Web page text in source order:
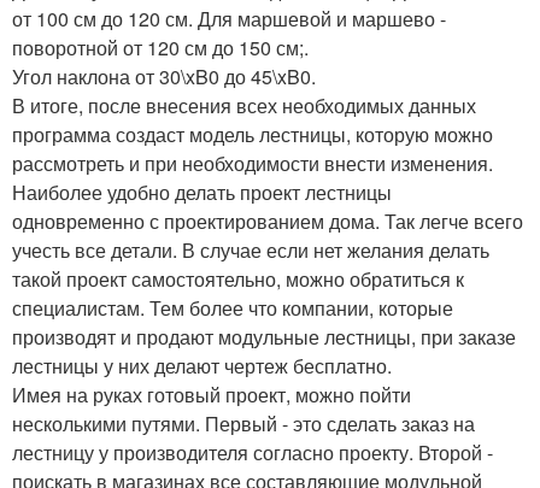
от 100 см до 120 см. Для маршевой и маршево -
поворотной от 120 см до 150 см;.
Угол наклона от 30\xB0 до 45\xB0.
В итоге, после внесения всех необходимых данных
программа создаст модель лестницы, которую можно
рассмотреть и при необходимости внести изменения.
Наиболее удобно делать проект лестницы
одновременно с проектированием дома. Так легче всего
учесть все детали. В случае если нет желания делать
такой проект самостоятельно, можно обратиться к
специалистам. Тем более что компании, которые
производят и продают модульные лестницы, при заказе
лестницы у них делают чертеж бесплатно.
Имея на руках готовый проект, можно пойти
несколькими путями. Первый - это сделать заказ на
лестницу у производителя согласно проекту. Второй -
поискать в магазинах все составляющие модульной